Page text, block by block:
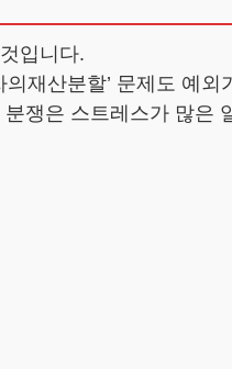
입니다.
재산분할’ 문제도 예외
쟁은 스트레스가 많은